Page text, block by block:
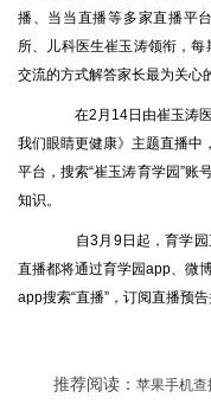
播、当当直播等多家直播平
所、儿科医生崔玉涛领衔，
交流的方式解答家长最为关心
在2月14日由崔玉涛医
我们眼睛更健康》主题直播中
平台，搜索“崔玉涛育学园”账
知识。
自3月9日起，育学园
直播都将通过育学园app、微
app搜索“直播”，订阅直播预
推荐阅读： 苹果手机查